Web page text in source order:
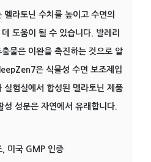
라토닌 수치를 높이고 수면의
도움이 될 수 있습니다. 발레리
물은 이완을 촉진하는 것으로 알
은 식물성 수면 보조제입
실험실에서 합성된 멜라토닌 제품
성분은 자연에서 유래합니다.
미국 GMP 인증